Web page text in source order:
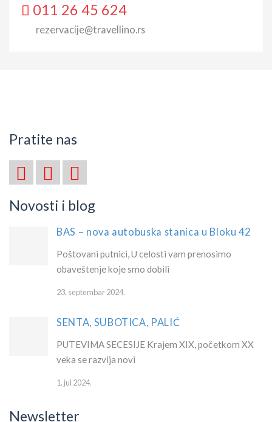
011 26 45 624
rezervacije@travellino.rs
Pratite nas
Novosti i blog
BAS – nova autobuska stanica u Bloku 42
Poštovani putnici, U celosti vam prenosimo
obaveštenje koje smo dobili
23. septembar 2024.
SENTA, SUBOTICA, PALIĆ
PUTEVIMA SECESIJE Krajem XIX, početkom XX
veka se razvija novi
1. jul 2024.
Newsletter